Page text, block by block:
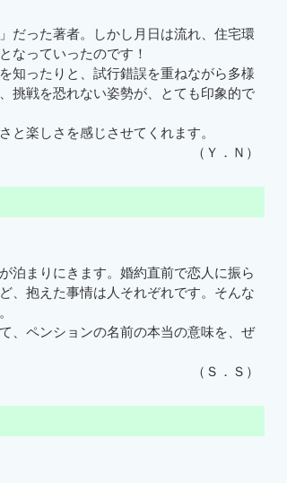
だった著者。しかし月日は流れ、住宅環
なっていったのです！
知ったりと、試行錯誤を重ねながら多様
挑戦を恐れない姿勢が、とても印象的で
楽しさを感じさせてくれます。
（Ｙ．Ｎ）
泊まりにきます。婚約直前で恋人に振ら
、抱えた事情は人それぞれです。そんな
、ペンションの名前の本当の意味を、ぜ
（Ｓ．Ｓ）